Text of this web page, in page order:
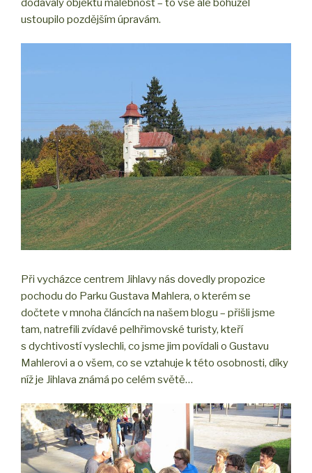
ustoupilo pozdějším úpravám.
Při vycházce centrem Jihlavy nás dovedly propozice
pochodu do Parku Gustava Mahlera, o kterém se
dočtete v mnoha článcích na našem blogu – přišli jsme
tam, natrefili zvídavé pelhřimovské turisty, kteří
s dychtivostí vyslechli, co jsme jim povídali o Gustavu
Mahlerovi a o všem, co se vztahuje k této osobnosti, díky
níž je Jihlava známá po celém světě…